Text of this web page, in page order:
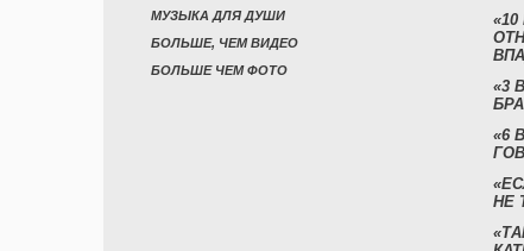
МУЗЫКА ДЛЯ ДУШИ
БОЛЬШЕ, ЧЕМ ВИДЕО
БОЛЬШЕ ЧЕМ ФОТО
«3
«6
НЕ